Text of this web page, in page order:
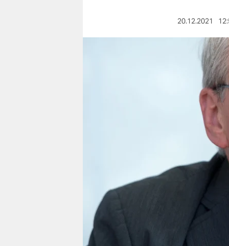
nord
unterstützen
abo
genossenschaft
20.12.2021